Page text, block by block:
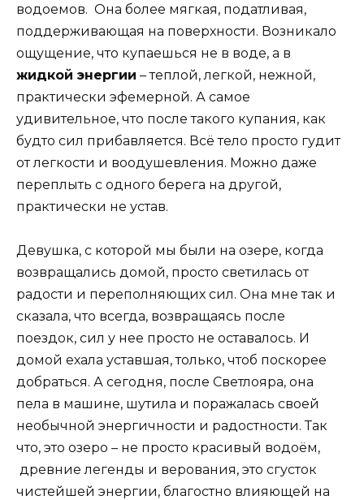
водоемов. Она более мягкая, податливая,
поддерживающая на поверхности. Возникало
ощущение, что купаешься не в воде, а в
жидкой энергии – теплой, легкой, нежной,
практически эфемерной. А самое
удивительное, что после такого купания, как
будто сил прибавляется. Всё тело просто гудит
от легкости и воодушевления. Можно даже
переплыть с одного берега на другой,
практически не устав.
Девушка, с которой мы были на озере, когда
возвращались домой, просто светилась от
радости и переполняющих сил. Она мне так и
сказала, что всегда, возвращаясь после
поездок, сил у нее просто не оставалось. И
домой ехала уставшая, только, чтоб поскорее
добраться. А сегодня, после Светлояра, она
пела в машине, шутила и поражалась своей
необычной энергичности и радостности. Так
что, это озеро – не просто красивый водоём,
древние легенды и верования, это сгусток
чистейшей энергии, благостно влияющей на